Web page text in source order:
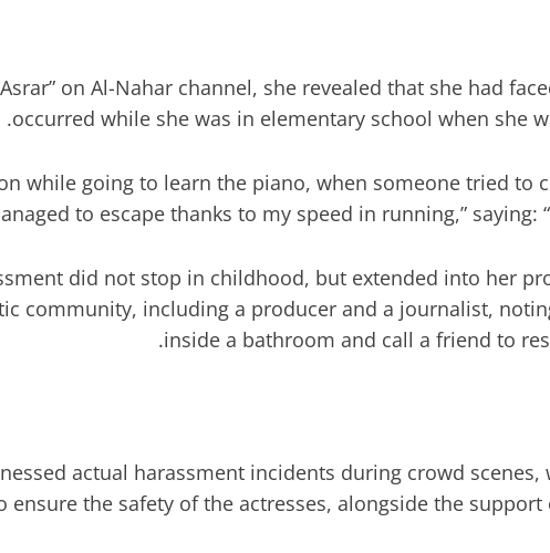
on Al-Nahar channel, she revealed that she had
occurred while she was in elementary school when she
while going to learn the piano, when someone tried to
to escape thanks to my speed in running,” saying:
did not stop in childhood, but extended into her
community, including a producer and a journalist,
inside a bathroom and call a friend to
actual harassment incidents during crowd
ensure the safety of the actresses, alongside the